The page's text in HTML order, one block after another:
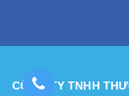
CÔNG TY TNHH